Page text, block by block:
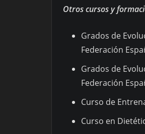
Otros cursos y
Grados de
Federación
Grados de
Federación
Curso de
Curso en